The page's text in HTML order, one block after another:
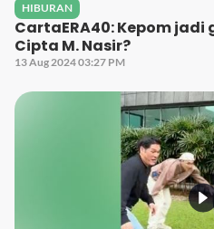
HIBURAN
CartaERA40: Kepom
Cipta M. Nasir?
13 Aug 2024 03:27 PM